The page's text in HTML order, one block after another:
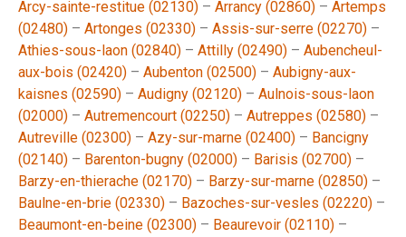
Arcy-sainte-restitue (02130) – Arrancy (02860) – Artemps
(02480) – Artonges (02330) – Assis-sur-serre (02270) –
Athies-sous-laon (02840) – Attilly (02490) – Aubencheul-
aux-bois (02420) – Aubenton (02500) – Aubigny-aux-
kaisnes (02590) – Audigny (02120) – Aulnois-sous-laon
(02000) – Autremencourt (02250) – Autreppes (02580) –
Autreville (02300) – Azy-sur-marne (02400) – Bancigny
(02140) – Barenton-bugny (02000) – Barisis (02700) –
Barzy-en-thierache (02170) – Barzy-sur-marne (02850) –
Baulne-en-brie (02330) – Bazoches-sur-vesles (02220) –
Beaumont-en-beine (02300) – Beaurevoir (02110) –